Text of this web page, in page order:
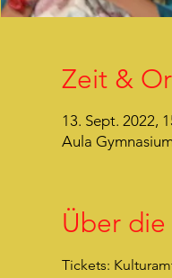
Zeit &
13. Sept. 2022,
Aula
Über
Tickets: